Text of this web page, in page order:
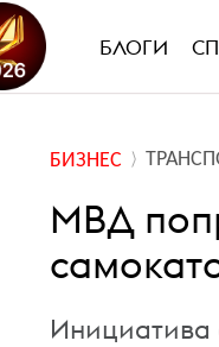
БЛОГИ
БИЗНЕС
МВД
Инициатива